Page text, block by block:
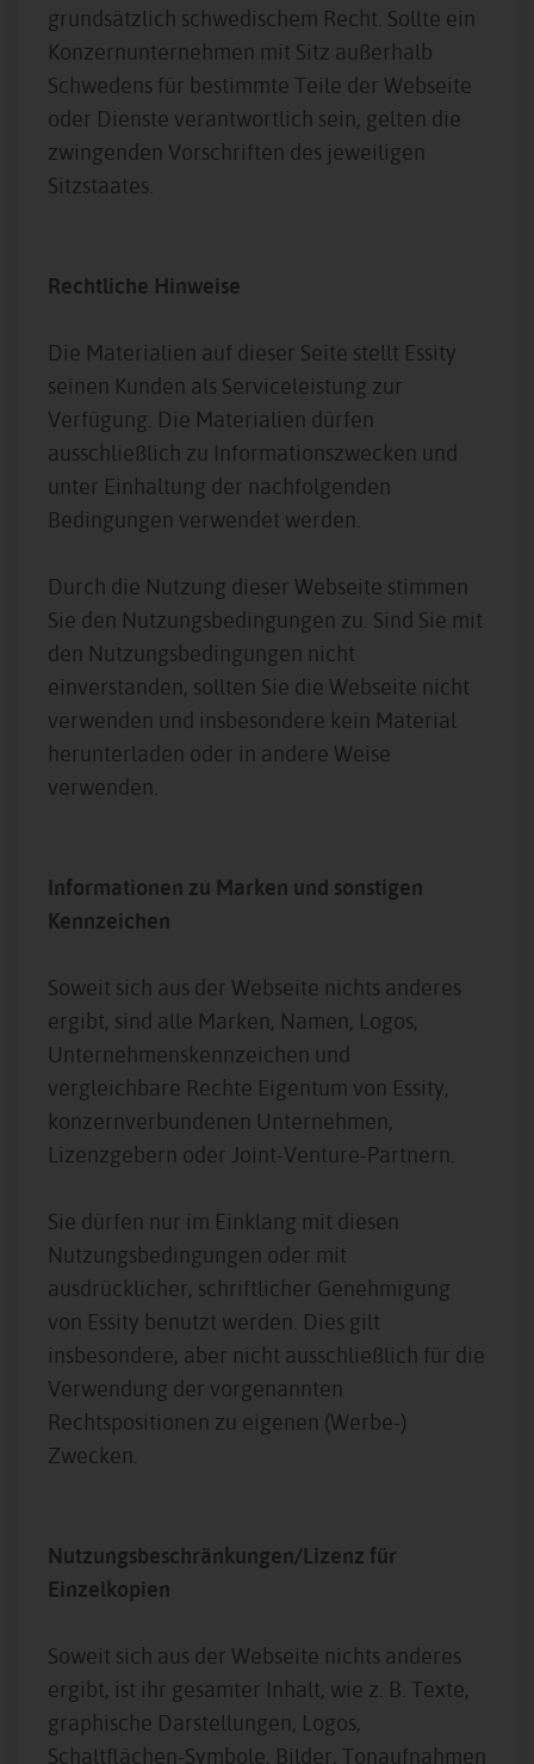
grundsätzlich schwedischem Recht. Sollte ein
Konzernunternehmen mit Sitz außerhalb
Schwedens für bestimmte Teile der Webseite
oder Dienste verantwortlich sein, gelten die
zwingenden Vorschriften des jeweiligen
Sitzstaates.
Rechtliche Hinweise
Die Materialien auf dieser Seite stellt Essity
seinen Kunden als Serviceleistung zur
Verfügung. Die Materialien dürfen
ausschließlich zu Informationszwecken und
unter Einhaltung der nachfolgenden
Bedingungen verwendet werden.
Durch die Nutzung dieser Webseite stimmen
Sie den Nutzungsbedingungen zu. Sind Sie mit
den Nutzungsbedingungen nicht
einverstanden, sollten Sie die Webseite nicht
verwenden und insbesondere kein Material
herunterladen oder in andere Weise
verwenden.
Informationen zu Marken und sonstigen
Kennzeichen
Soweit sich aus der Webseite nichts anderes
ergibt, sind alle Marken, Namen, Logos,
Unternehmenskennzeichen und
vergleichbare Rechte Eigentum von Essity,
konzernverbundenen Unternehmen,
Lizenzgebern oder Joint-Venture-Partnern.
Sie dürfen nur im Einklang mit diesen
Nutzungsbedingungen oder mit
ausdrücklicher, schriftlicher Genehmigung
von Essity benutzt werden. Dies gilt
insbesondere, aber nicht ausschließlich für die
Verwendung der vorgenannten
Rechtspositionen zu eigenen (Werbe-)
Zwecken.
Nutzungsbeschränkungen/Lizenz für
Einzelkopien
Soweit sich aus der Webseite nichts anderes
ergibt, ist ihr gesamter Inhalt, wie z. B. Texte,
graphische Darstellungen, Logos,
Schaltflächen-Symbole, Bilder, Tonaufnahmen